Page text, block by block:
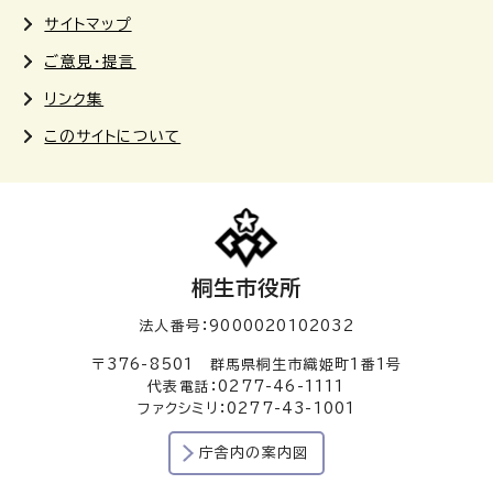
サイトマップ
ご意見・提言
リンク集
このサイトについて
桐生市役所
法人番号：9000020102032
〒376-8501 群馬県桐生市織姫町1番1号
代表電話：0277-46-1111
ファクシミリ：0277-43-1001
庁舎内の案内図